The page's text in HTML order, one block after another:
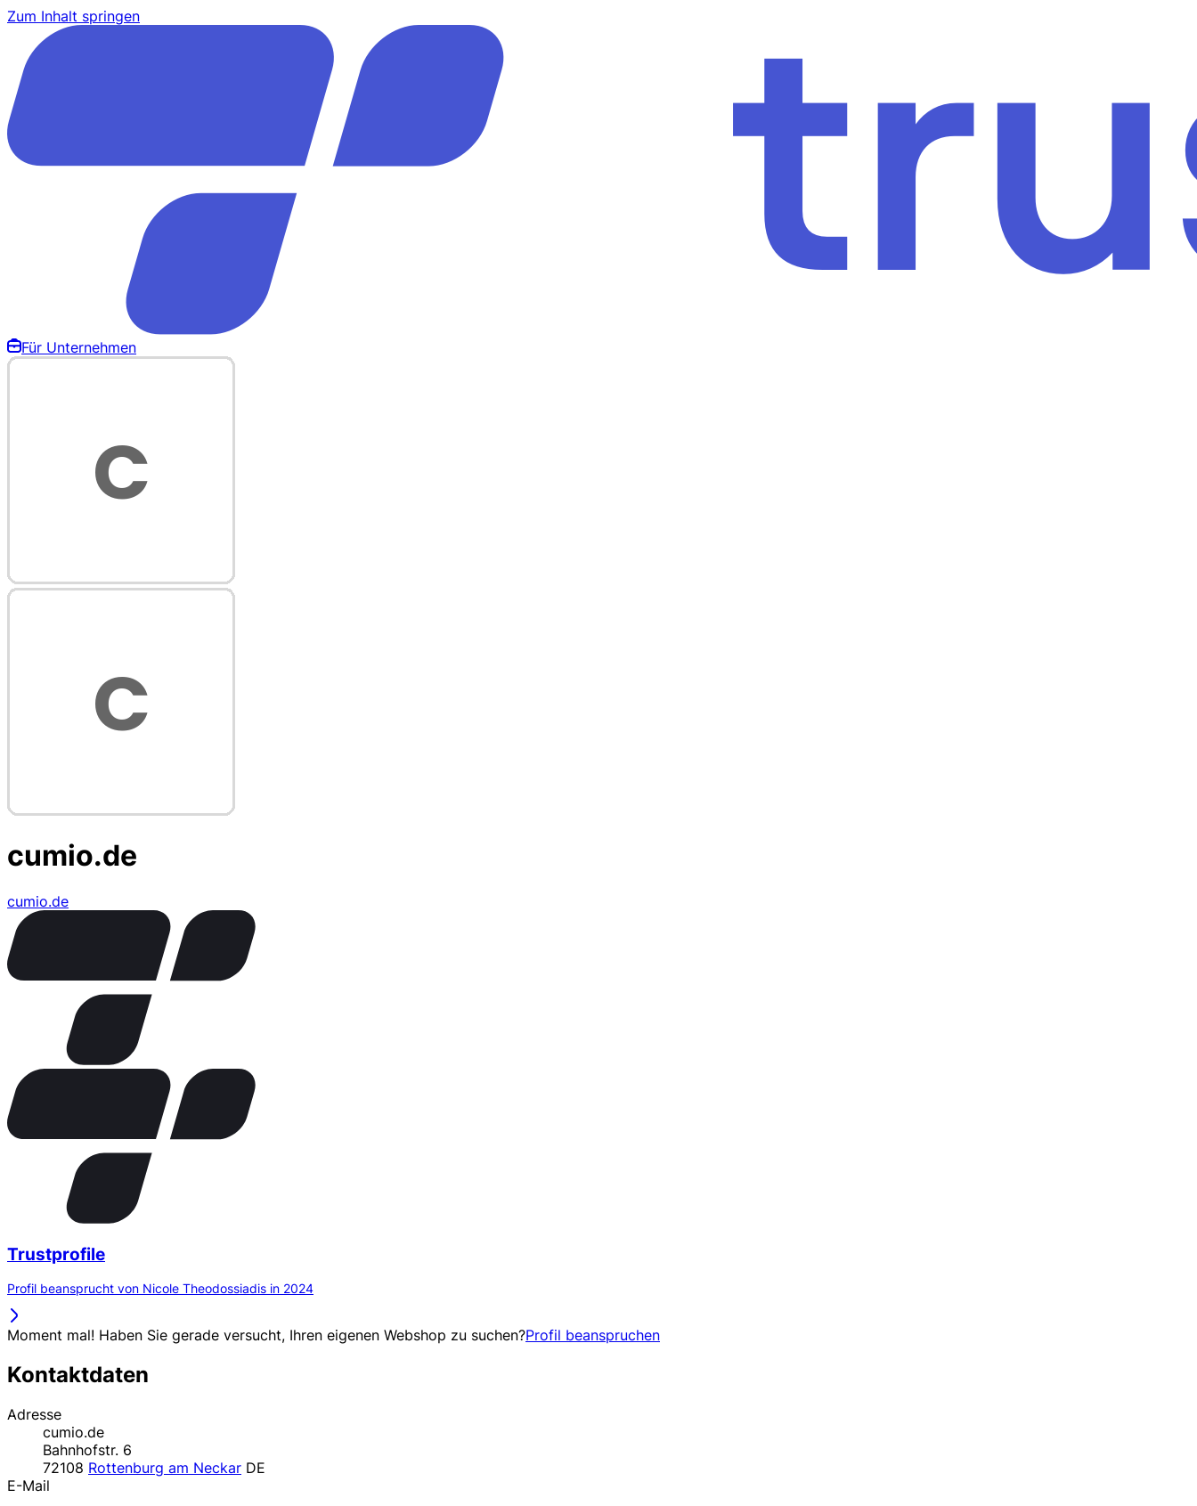
Zum Inhalt springen
Für Unternehmen
cumio.de
cumio.de
Trustprofile
Profil beansprucht von Nicole Theodossiadis in 2024
Moment mal! Haben Sie gerade versucht, Ihren eigenen Webshop zu suchen?Profil beanspruchen
Kontaktdaten
Adresse
cumio.de
Bahnhofstr. 6
72108 Rottenburg am Neckar DE
E-Mail